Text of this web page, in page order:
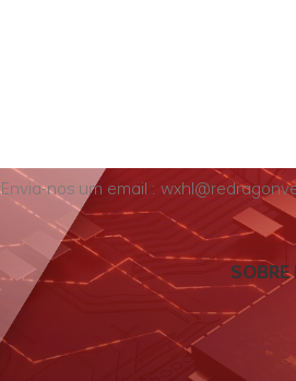
Envia-nos um email :